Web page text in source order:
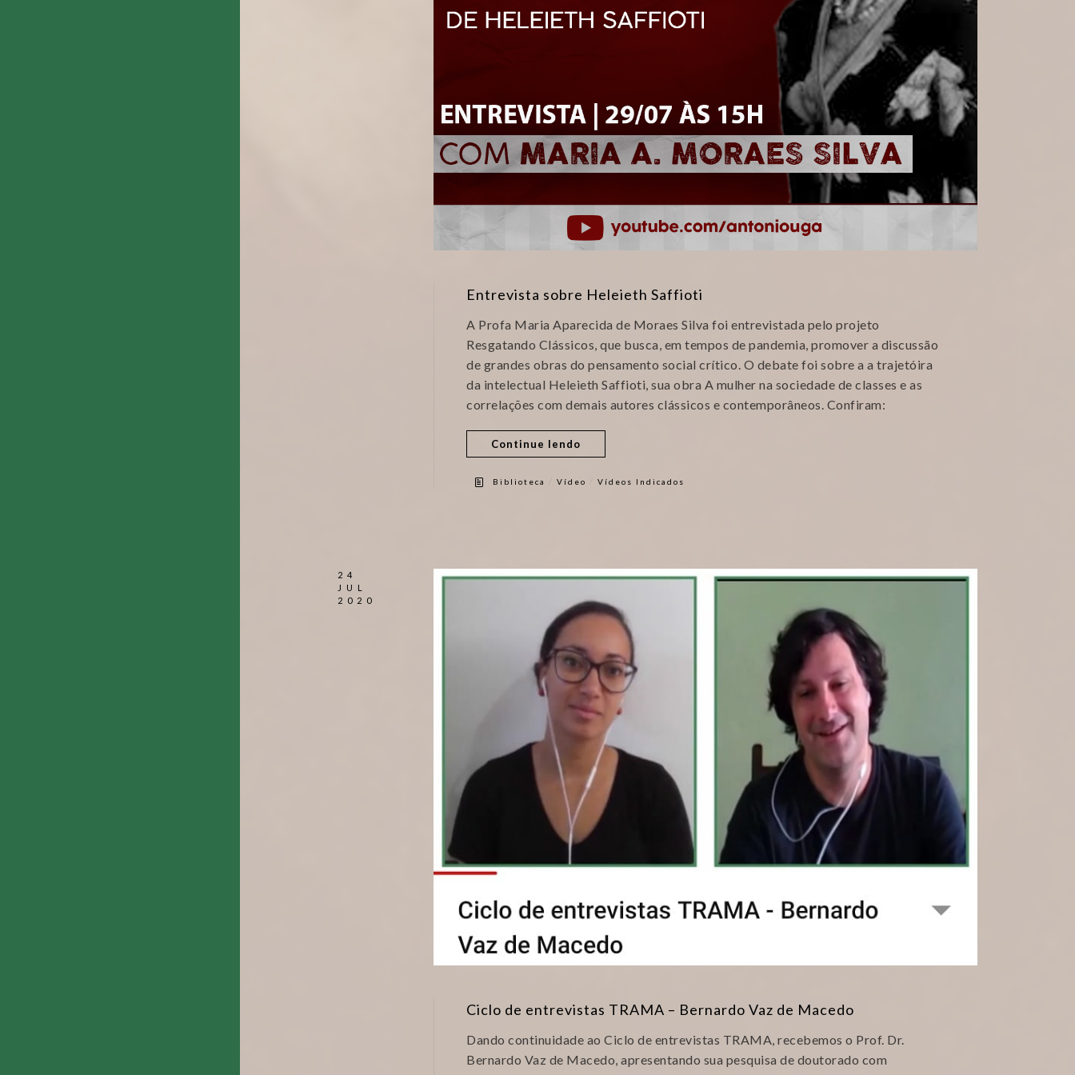
Entrevista sobre Heleieth Saffioti
A Profa Maria Aparecida de Moraes Silva foi entrevistada pelo projeto
Resgatando Clássicos, que busca, em tempos de pandemia, promover a discussão
de grandes obras do pensamento social crítico. O debate foi sobre a a trajetóira
da intelectual Heleieth Saffioti, sua obra A mulher na sociedade de classes e as
correlações com demais autores clássicos e contemporâneos. Confiram:
Continue lendo
Biblioteca Vídeo Vídeos Indicados
24
JUL
2020
Ciclo de entrevistas TRAMA – Bernardo Vaz de Macedo
Dando continuidade ao Ciclo de entrevistas TRAMA, recebemos o Prof. Dr.
Bernardo Vaz de Macedo, apresentando sua pesquisa de doutorado com